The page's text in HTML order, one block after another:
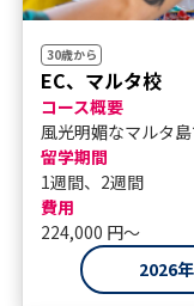
30歳から
EC、マルタ校
コース概要
風光明媚なマルタ
留学期間
1週間、2週間
費用
224,000 円〜
2026